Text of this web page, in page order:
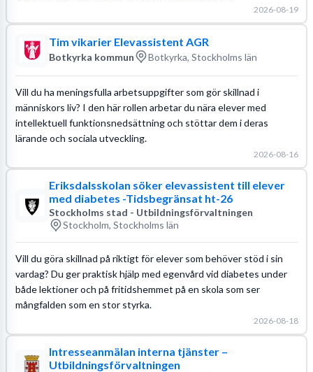
2026-08-19
Tim vikarier Elevassistent AGR
Botkyrka kommun Botkyrka, Stockholms län
Vill du ha meningsfulla arbetsuppgifter som gör skillnad i
människors liv? I den här rollen arbetar du nära elever med
intellektuell funktionsnedsättning och stöttar dem i deras
lärande och sociala utveckling.
2026-08-16
Eriksdalsskolan söker elevassistent till elever
med diabetes -Tidsbegränsat ht-26
Stockholms stad - Utbildningsförvaltningen
Stockholm, Stockholms län
Vill du göra skillnad på riktigt för elever som behöver stöd i sin
vardag? Du ger praktisk hjälp med egenvård vid diabetes under
både lektioner och på fritidshemmet på en skola som ser
mångfalden som en stor styrka.
2026-08-18
Intresseanmälan interna tjänster –
Utbildningsförvaltningen